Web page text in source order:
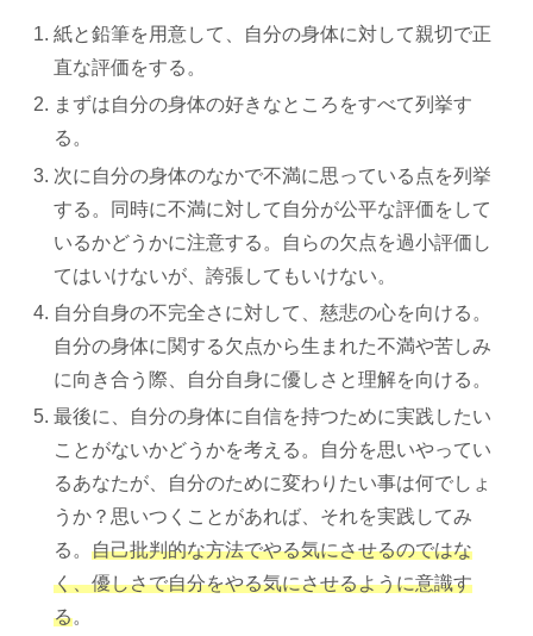
紙と鉛筆を用意して、自分の身体に対して親切で正
直な評価をする。
まずは自分の身体の好きなところをすべて列挙す
る。
次に自分の身体のなかで不満に思っている点を列挙
する。同時に不満に対して自分が公平な評価をして
いるかどうかに注意する。自らの欠点を過小評価し
てはいけないが、誇張してもいけない。
自分自身の不完全さに対して、慈悲の心を向ける。
自分の身体に関する欠点から生まれた不満や苦しみ
に向き合う際、自分自身に優しさと理解を向ける。
最後に、自分の身体に自信を持つために実践したい
ことがないかどうかを考える。自分を思いやってい
るあなたが、自分のために変わりたい事は何でしょ
うか？思いつくことがあれば、それを実践してみ
る。自己批判的な方法でやる気にさせるのではな
く、優しさで自分をやる気にさせるように意識す
る。